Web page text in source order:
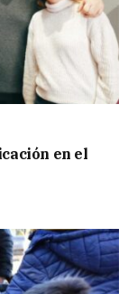
en el